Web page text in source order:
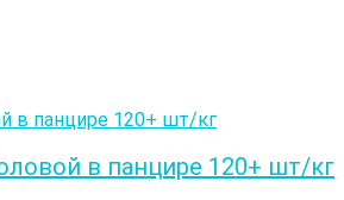
в панцире 120+ шт/кг